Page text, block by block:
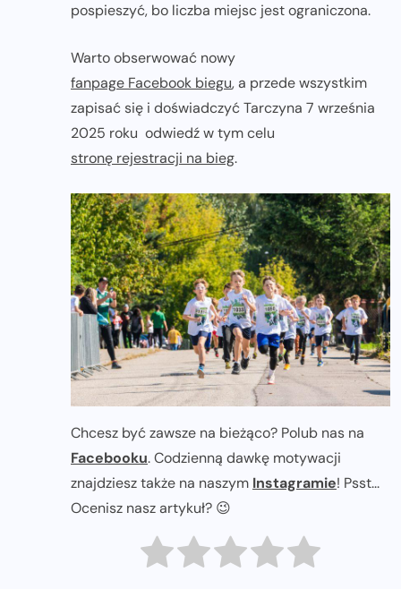
pospieszyć, bo liczba miejsc jest ograniczona.
Warto obserwować nowy
fanpage Facebook biegu, a przede wszystkim
zapisać się i doświadczyć Tarczyna 7 września
2025 roku odwiedź w tym celu
stronę rejestracji na bieg.
Chcesz być zawsze na bieżąco? Polub nas na
Facebooku. Codzienną dawkę motywacji
znajdziesz także na naszym Instagramie! Psst...
Ocenisz nasz artykuł? 😉